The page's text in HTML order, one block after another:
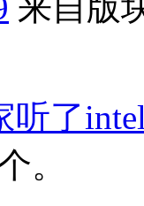
听了
。